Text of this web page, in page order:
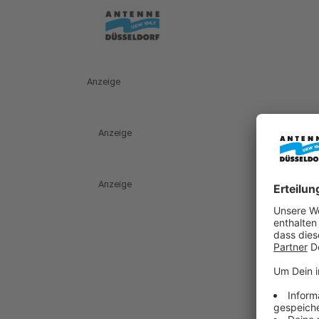
Anzeige
Anzeige
Anzeige